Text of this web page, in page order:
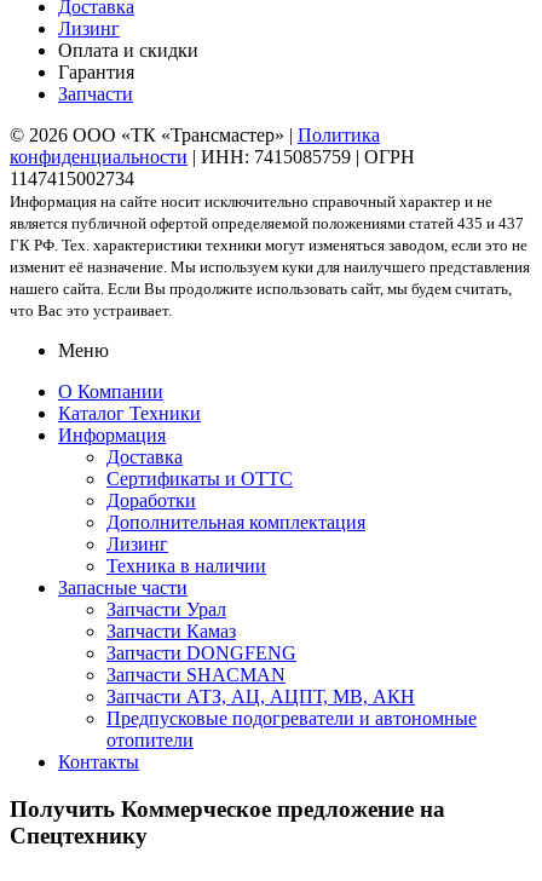
Доставка
Лизинг
Оплата и скидки
Гарантия
Запчасти
© 2026 ООО «ТК «Трансмастер» | Политика
конфиденциальности | ИНН: 7415085759 | ОГРН
1147415002734
Информация на сайте носит исключительно справочный характер и не
является публичной офертой определяемой положениями статей 435 и 437
ГК РФ. Тех. характеристики техники могут изменяться заводом, если это не
изменит её назначение. Мы используем куки для наилучшего представления
нашего сайта. Если Вы продолжите использовать сайт, мы будем считать,
что Вас это устраивает.
Меню
О Компании
Каталог Техники
Информация
Доставка
Сертификаты и ОТТС
Доработки
Дополнительная комплектация
Лизинг
Техника в наличии
Запасные части
Запчасти Урал
Запчасти Камаз
Запчасти DONGFENG
Запчасти SHACMAN
Запчасти АТЗ, АЦ, АЦПТ, МВ, АКН
Предпусковые подогреватели и автономные
отопители
Контакты
Получить Коммерческое предложение на
Спецтехнику